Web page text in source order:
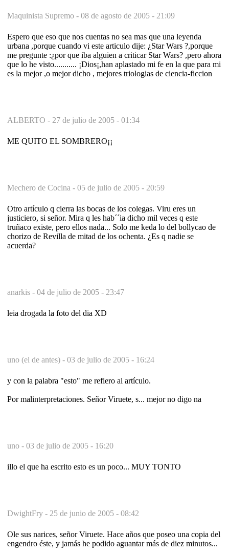
Maquinista Supremo - 08 de agosto de 2005 - 21:09
Espero que eso que nos cuentas no sea mas que una leyenda
urbana ,porque cuando vi este articulo dije: ¿Star Wars ?,porque
me pregunte :¿por que iba alguien a criticar Star Wars? ,pero ahora
que lo he visto........... ¡Dios¡,han aplastado mi fe en la que para mi
es la mejor ,o mejor dicho , mejores triologias de ciencia-ficcion
ALBERTO - 27 de julio de 2005 - 01:34
ME QUITO EL SOMBRERO¡¡
Mechero de Cocina - 05 de julio de 2005 - 20:59
Otro artículo q cierra las bocas de los colegas. Viru eres un
justiciero, si señor. Mira q les hab´´ia dicho mil veces q este
truñaco existe, pero ellos nada... Solo me keda lo del bollycao de
chorizo de Revilla de mitad de los ochenta. ¿Es q nadie se
acuerda?
anarkis - 04 de julio de 2005 - 23:47
leia drogada la foto del dia XD
uno (el de antes) - 03 de julio de 2005 - 16:24
y con la palabra "esto" me refiero al artículo.
Por malinterpretaciones. Señor Viruete, s... mejor no digo na
uno - 03 de julio de 2005 - 16:20
illo el que ha escrito esto es un poco... MUY TONTO
DwightFry - 25 de junio de 2005 - 08:42
Ole sus narices, señor Viruete. Hace años que poseo una copia del
engendro éste, y jamás he podido aguantar más de diez minutos...